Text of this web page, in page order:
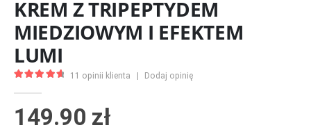
KREM Z TRIPEPTYDEM
MIEDZIOWYM I EFEKTEM
LUMI
11 opinii klienta | Dodaj opinię
149.90 zł